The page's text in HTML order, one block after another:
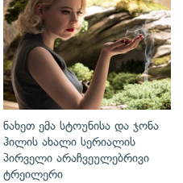
ნახეთ ემა სტოუნისა და ჯონა
ჰილის ახალი სერიალის
პირველი არაჩვეულებრივი
ტრეილერი